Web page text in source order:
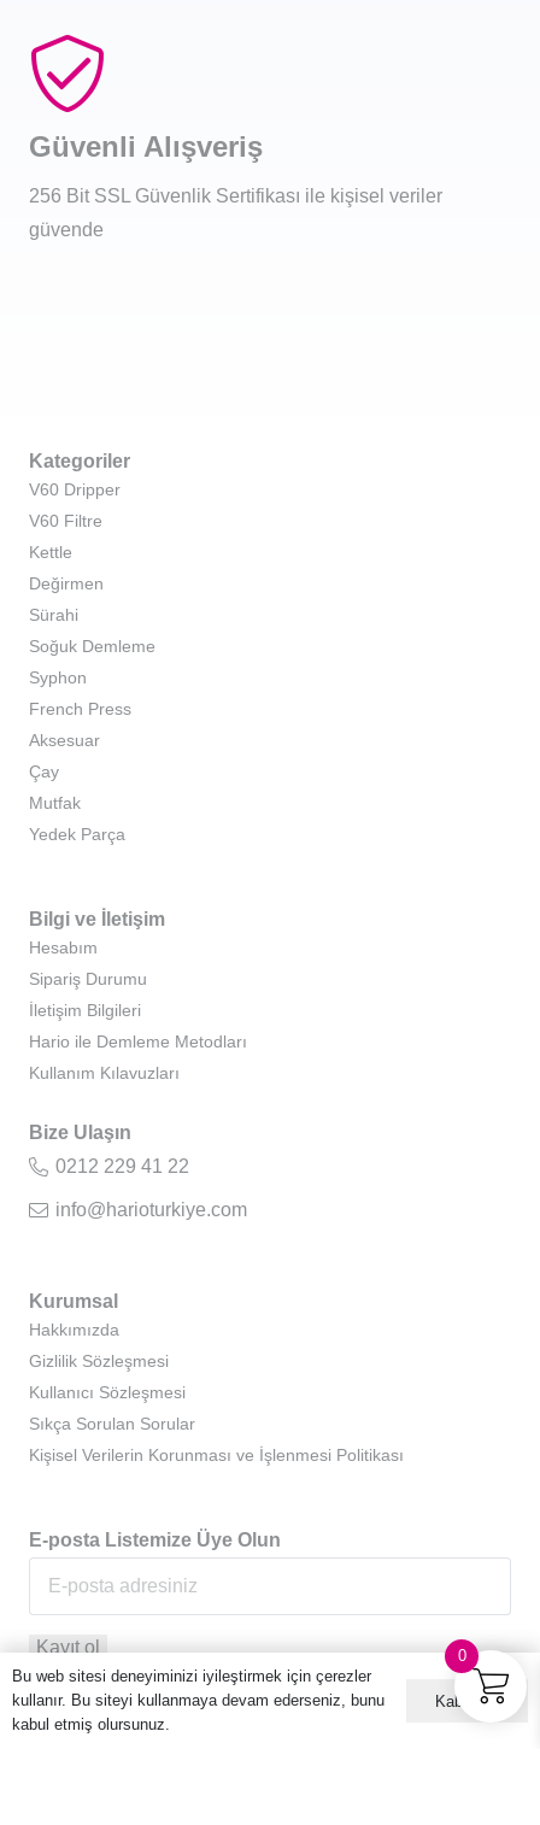
Güvenli Alışveriş
256 Bit SSL Güvenlik Sertifikası ile kişisel veriler
güvende
Kategoriler
V60 Dripper
V60 Filtre
Kettle
Değirmen
Sürahi
Soğuk Demleme
Syphon
French Press
Aksesuar
Çay
Mutfak
Yedek Parça
Bilgi ve İletişim
Hesabım
Sipariş Durumu
İletişim Bilgileri
Hario ile Demleme Metodları
Kullanım Kılavuzları
Bize Ulaşın
0212 229 41 22
info@harioturkiye.com
Kurumsal
Hakkımızda
Gizlilik Sözleşmesi
Kullanıcı Sözleşmesi
Sıkça Sorulan Sorular
Kişisel Verilerin Korunması ve İşlenmesi Politikası
E-posta Listemize Üye Olun
0
Bu web sitesi deneyiminizi iyileştirmek için çerezler
kullanır. Bu siteyi kullanmaya devam ederseniz, bunu
kabul etmiş olursunuz.
Kabul ET